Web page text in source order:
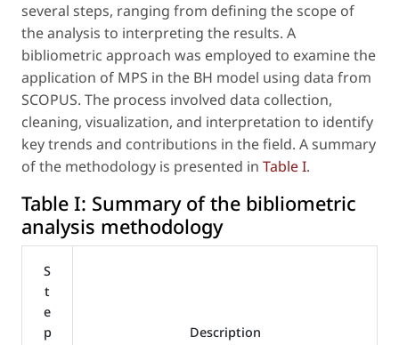
several steps, ranging from defining the scope of
the analysis to interpreting the results. A
bibliometric approach was employed to examine the
application of MPS in the BH model using data from
SCOPUS. The process involved data collection,
cleaning, visualization, and interpretation to identify
key trends and contributions in the field. A summary
of the methodology is presented in Table I.
Table I: Summary of the bibliometric
analysis methodology
S
t
e
p
Description